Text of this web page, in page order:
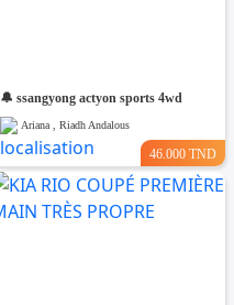
🔔 ssangyong actyon sports 4wd
Ariana , Riadh Andalous
46.000 TND